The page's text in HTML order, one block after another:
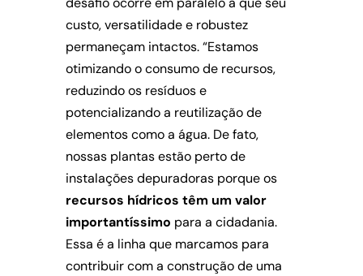
custo, versatilidade e robustez
permaneçam intactos. “Estamos
otimizando o consumo de recursos,
reduzindo os resíduos e
potencializando a reutilização de
elementos como a água. De fato,
nossas plantas estão perto de
instalações depuradoras porque os
recursos hídricos têm um valor
importantíssimo para a cidadania.
Essa é a linha que marcamos para
contribuir com a construção de uma